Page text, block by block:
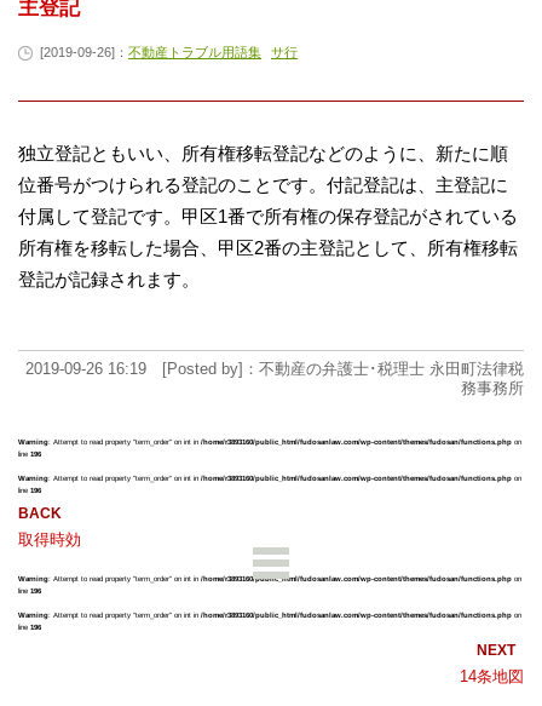
主登記
[2019-09-26]： 不動産トラブル用語集 サ行
独立登記ともいい、所有権移転登記などのように、新たに順
位番号がつけられる登記のことです。付記登記は、主登記に
付属して登記です。甲区1番で所有権の保存登記がされている
所有権を移転した場合、甲区2番の主登記として、所有権移転
登記が記録されます。
2019-09-26 16:19 [Posted by]：不動産の弁護士･税理士 永田町法律税
務事務所
Warning: Attempt to read property "term_order" on int in /home/r3893160/public_html/fudosanlaw.com/wp-content/themes/fudosan/functions.php on
line 196
Warning: Attempt to read property "term_order" on int in /home/r3893160/public_html/fudosanlaw.com/wp-content/themes/fudosan/functions.php on
line 196
取得時効
Warning: Attempt to read property "term_order" on int in /home/r3893160/public_html/fudosanlaw.com/wp-content/themes/fudosan/functions.php on
line 196
Warning: Attempt to read property "term_order" on int in /home/r3893160/public_html/fudosanlaw.com/wp-content/themes/fudosan/functions.php on
line 196
14条地図